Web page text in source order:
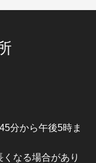
分から午後5時ま
なる場合があり